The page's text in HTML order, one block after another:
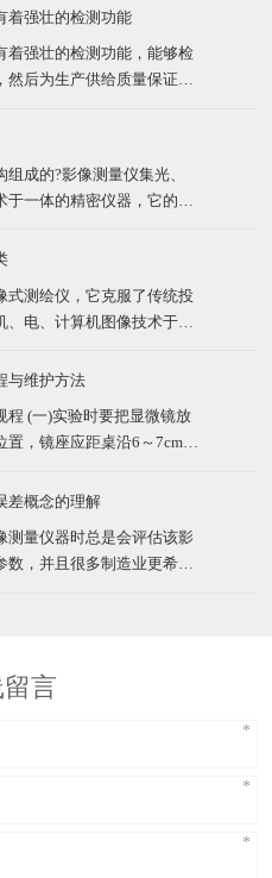
影仪的日常维护： 投影环
度有关，而且与投影环境的
着强壮的检测功能
着强壮的检测功能，能够检
然后为生产供给质量保证。
度，这需把握不同万濠二
件高度的时候，都需损坏
成的?影像测量仪集光、
一体的精密仪器，它的机
二维
影像测量仪、影像测绘仪、
式测绘仪，它克服了传统投
电、计算机图像技术于一
大成像，经过CCD摄像系
面形状尺寸、角度及位置，
与维护方法
镜放
置，镜座应距桌沿6～7cm左
头正对载物台上的通光
差概念的理解
测量仪器时总是会评估该影
数，并且很多制造业更希望
言